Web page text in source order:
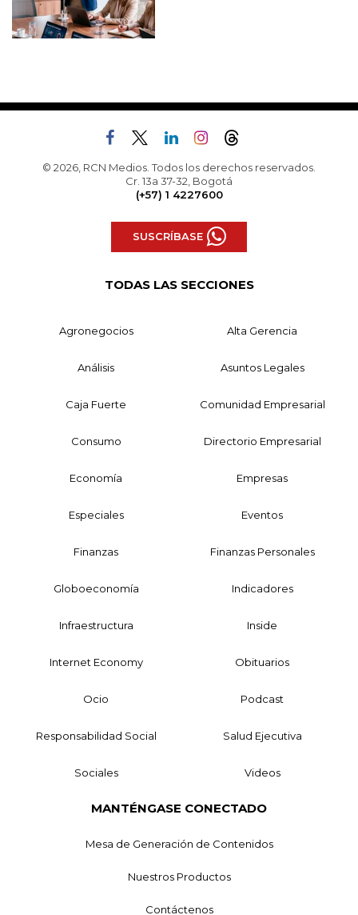
© 2026, RCN Medios. Todos los derechos reservados.
Cr. 13a 37-32, Bogotá
(+57) 1 4227600
SUSCRÍBASE
TODAS LAS SECCIONES
Agronegocios Alta Gerencia
Análisis Asuntos Legales
Caja Fuerte Comunidad Empresarial
Consumo Directorio Empresarial
Economía Empresas
Especiales Eventos
Finanzas Finanzas Personales
Globoeconomía Indicadores
Infraestructura Inside
Internet Economy Obituarios
Ocio Podcast
Responsabilidad Social Salud Ejecutiva
Sociales Videos
MANTÉNGASE CONECTADO
Mesa de Generación de Contenidos
Nuestros Productos
Contáctenos